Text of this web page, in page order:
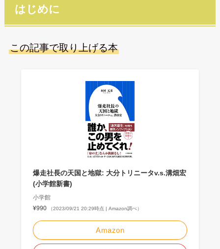
はじめに
この記事で取り上げる本
爆走社長の天国と地獄: 大分トリニータv.s.溝畑宏
(小学館新書)
小学館
¥990
（2023/09/21 20:29時点 | Amazon調べ）
Amazon